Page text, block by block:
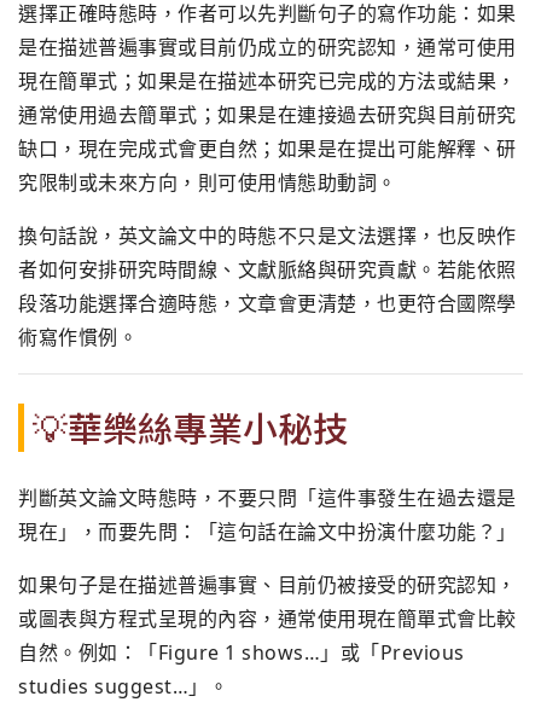
選擇正確時態時，作者可以先判斷句子的寫作功能：如果
是在描述普遍事實或目前仍成立的研究認知，通常可使用
現在簡單式；如果是在描述本研究已完成的方法或結果，
通常使用過去簡單式；如果是在連接過去研究與目前研究
缺口，現在完成式會更自然；如果是在提出可能解釋、研
究限制或未來方向，則可使用情態助動詞。
換句話說，英文論文中的時態不只是文法選擇，也反映作
者如何安排研究時間線、文獻脈絡與研究貢獻。若能依照
段落功能選擇合適時態，文章會更清楚，也更符合國際學
術寫作慣例。
💡華樂絲專業小秘技
判斷英文論文時態時，不要只問「這件事發生在過去還是
現在」，而要先問：「這句話在論文中扮演什麼功能？」
如果句子是在描述普遍事實、目前仍被接受的研究認知，
或圖表與方程式呈現的內容，通常使用現在簡單式會比較
自然。例如：「Figure 1 shows…」或「Previous
studies suggest…」。